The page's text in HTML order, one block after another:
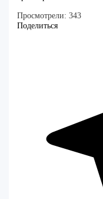
Просмотрели: 343
Поделиться